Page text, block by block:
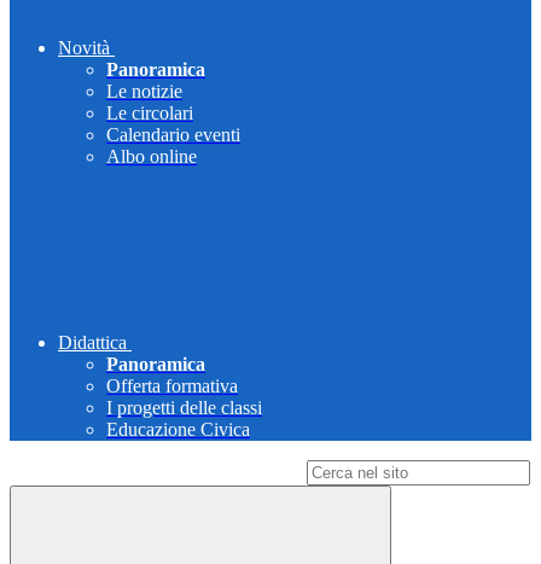
Novità
Panoramica
Le notizie
Le circolari
Calendario eventi
Albo online
Didattica
Panoramica
Offerta formativa
I progetti delle classi
Educazione Civica